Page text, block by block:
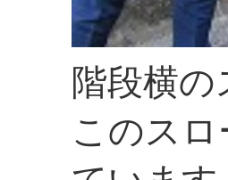
階段横
このス